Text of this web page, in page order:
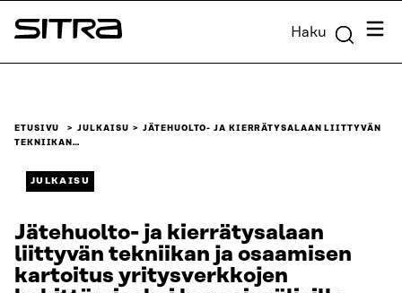
Siirry
suoraan
Sitra Haku
ETUSIVU JULKAISU
JÄTEHUOLTO- JA KIERRÄTYSALAAN LIITTYVÄN
TEKNIIKAN…
JULKAISU
Jätehuolto- ja kierrätysalaan
liittyvän tekniikan ja osaamisen
kartoitus yritysverkkojen